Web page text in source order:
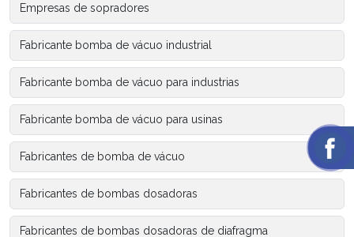
Empresas de sopradores
Fabricante bomba de vácuo industrial
Fabricante bomba de vácuo para industrias
Fabricante bomba de vácuo para usinas
Fabricantes de bomba de vácuo
Fabricantes de bombas dosadoras
Fabricantes de bombas dosadoras de diafragma